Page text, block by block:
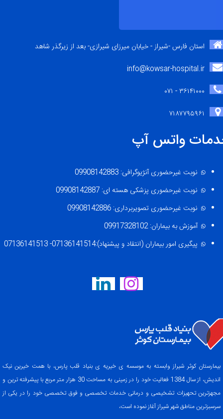
استان فارس -شیراز - خیابان میرزای شیرازی- بعد از زیرگذر شاهد
info@kowsar-hospital.ir
۳۶۱۴۱۰۰۰ - ۰۷۱
۷۱۸۷۷۹۵۹۶۱
واتس آپ
نوبت غیرحضوری آنژیوگرافی: 09908142883
نوبت غیرحضوری پزشکی هسته ای: 09908142887
نوبت غیرحضوری تصویربرداری: 09908142886
آموزش به بیماران: 09917328102
پیگیری امور بیماران (انتقاد و پیشنهاد):07136141514- 07136141513
بیمارستان کوثر شیراز وابسته به موسسه ی خیریه ی بنیاد قلب پارس، با همت خیرین نیک
اندیش، از سال 1384 فعالیت خود را در زمینی به مساحت 30 هزار متر مربع با پیشرفته ترین و
مجهزترین تحهیزات تشخیصی و درمانی خدمات تخصصی و فوق تخصصی خود را در یکی از
سرسبزترین مناطق شهر شیراز آغاز نموده است،